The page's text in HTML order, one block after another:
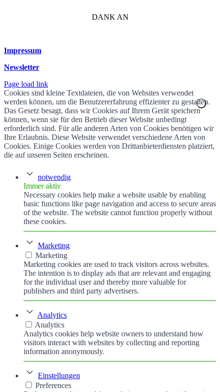
DANK AN
Impressum
Newsletter
Page load link
Cookies sind kleine Textdateien, die von Websites verwendet
werden können, um die Benutzererfahrung effizienter zu gestalten.
Das Gesetz besagt, dass wir Cookies auf Ihrem Gerät speichern
können, wenn sie für den Betrieb dieser Website unbedingt
erforderlich sind. Für alle anderen Arten von Cookies benötigen wir
Ihre Erlaubnis. Diese Website verwendet verschiedene Arten von
Cookies. Einige Cookies werden von Drittanbieterdiensten platziert,
die auf unseren Seiten erscheinen.
notwendig
Immer aktiv
Necessary cookies help make a website usable by enabling
basic functions like page navigation and access to secure areas
of the website. The website cannot function properly without
these cookies.
Marketing
Marketing
Marketing cookies are used to track visitors across websites.
The intention is to display ads that are relevant and engaging
for the individual user and thereby more valuable for
publishers and third party advertisers.
Analytics
Analytics
Analytics cookies help website owners to understand how
visitors interact with websites by collecting and reporting
information anonymously.
Einstellungen
Preferences